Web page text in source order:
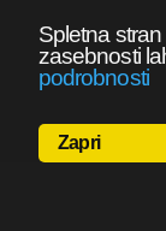
Spletna
zasebnosti
podrobnosti
Zapri